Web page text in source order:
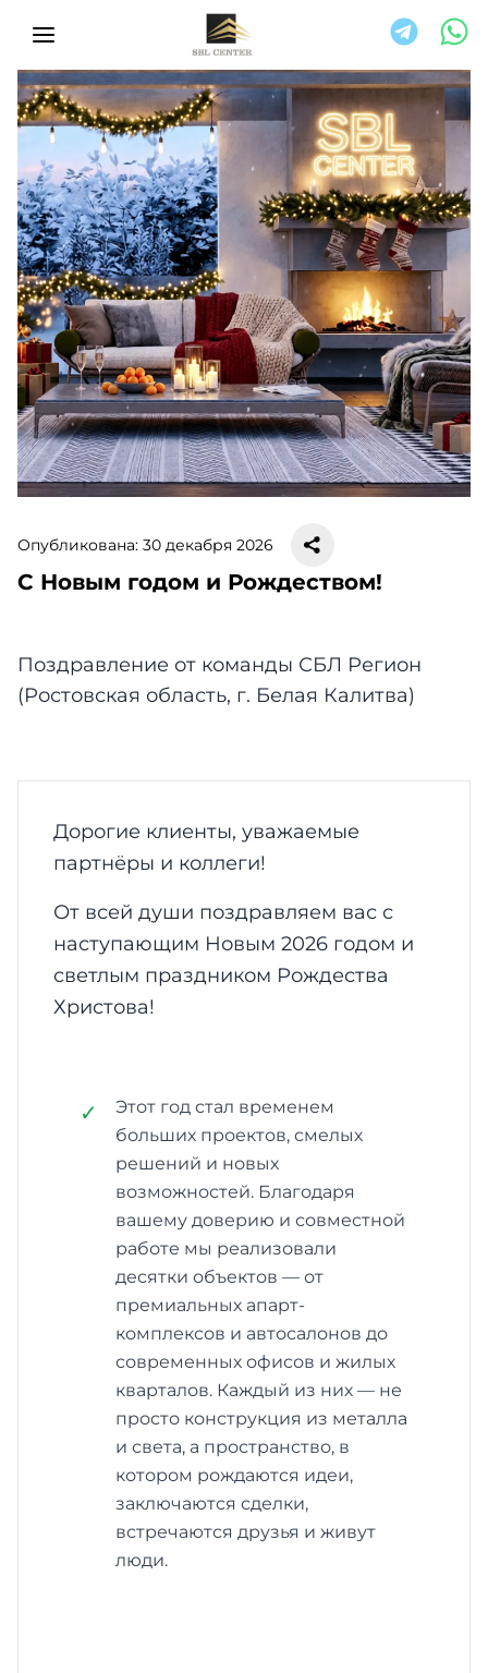
Опубликована: 30 декабря 2026
С Новым годом и Рождеством!
Поздравление от команды СБЛ Регион
(Ростовская область, г. Белая Калитва)
Дорогие клиенты, уважаемые
партнёры и коллеги!
От всей души поздравляем вас с
наступающим Новым 2026 годом и
светлым праздником Рождества
Христова!
✓
Этот год стал временем
больших проектов, смелых
решений и новых
возможностей. Благодаря
вашему доверию и совместной
работе мы реализовали
десятки объектов — от
премиальных апарт-
комплексов и автосалонов до
современных офисов и жилых
кварталов. Каждый из них — не
просто конструкция из металла
и света, а пространство, в
котором рождаются идеи,
заключаются сделки,
встречаются друзья и живут
люди.